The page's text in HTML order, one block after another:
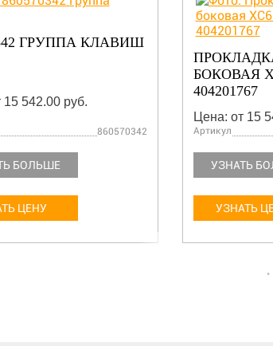
ГРУППА КЛАВИШ
15 542.00 руб.
860570342
БОЛЬШЕ
ЦЕНУ
БОКОВАЯ
404201767
Цена: от 15
Артикул
УЗНАТЬ
УЗНАТЬ